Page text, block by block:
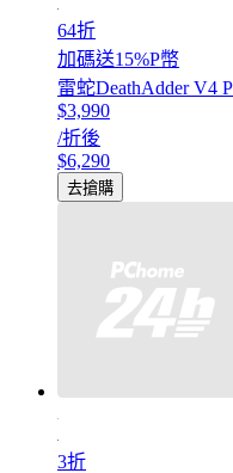
64折
加碼送15%P幣
雷蛇DeathAdder V4
$3,990
/折後
$6,290
去搶購
3折